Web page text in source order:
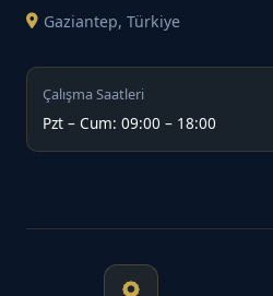
Gaziantep, Türkiye
Çalışma Saatleri
Pzt – Cum: 09:00 – 18:00